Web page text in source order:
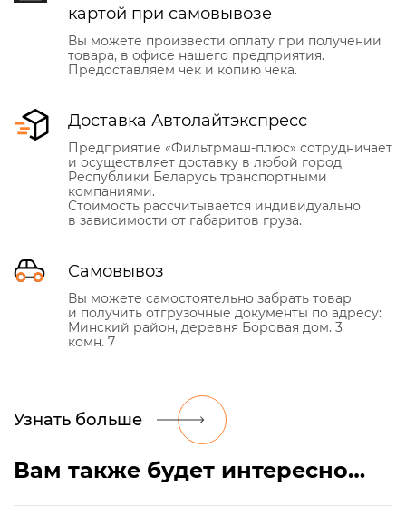
картой при самовывозе
Вы можете произвести оплату при получении
товара, в офисе нашего предприятия.
Предоставляем чек и копию чека.
Доставка Автолайтэкспресс
Предприятие «Фильтрмаш-плюс» сотрудничает
и осуществляет доставку в любой город
Республики Беларусь транспортными
компаниями.
Стоимость рассчитывается индивидуально
в зависимости от габаритов груза.
Самовывоз
Вы можете самостоятельно забрать товар
и получить отгрузочные документы по адресу:
Минский район, деревня Боровая дом. 3
комн. 7
Узнать больше
Вам также будет интересно…